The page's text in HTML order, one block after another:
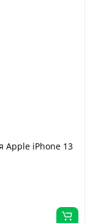
Apple iPhone 13